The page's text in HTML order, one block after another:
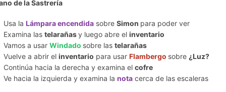
de la Sastrería
Usa laLámpara encendida sobreSimon para poder ver
Examina lastelarañasy luego abre elinventario
Vamos a usarWindado sobre lastelarañas
Vuelve a abrir elinventario para usarFlambergo sobre ¿Luz?
Continúa hacia la derecha y examina elcofre
Ve hacia la izquierda y examina lanota cerca de las escaleras